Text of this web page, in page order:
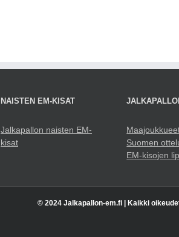
NAISTEN EM-KISAT
Jalkapallon naisten EM-
kisat
Suomen
EM-kisojen
© 2024 Jalkapallon-em.fi | Kaikki